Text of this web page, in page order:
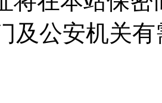
及公安机关